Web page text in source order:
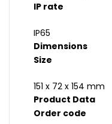
IP rate
IP65
Dimensions
Size
151 x 72 x 154 mm
Product Data
Order code